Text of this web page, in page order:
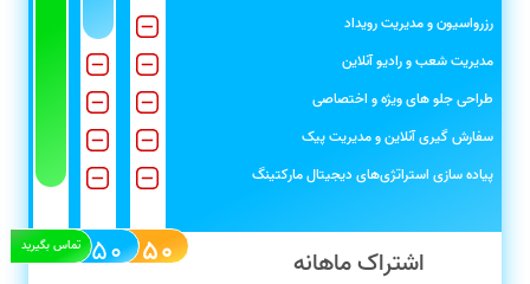
۳۵۰۷۵۰تماس بگیرید
رزرواسیون و مدیریت رویداد
مدیریت شعب و رادیو آنلاین
طراحی جلو های ویژه و اختصاصی
سفارش گیری آنلاین و مدیریت پیک
پیاده سازی استراتژی‌های دیجیتال مارکتینگ
اشتراک ماهانه